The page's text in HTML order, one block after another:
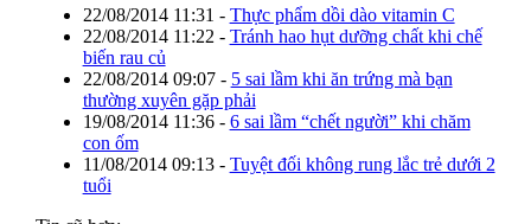
22/08/2014 11:31 - Thực phẩm dồi dào vitamin C
22/08/2014 11:22 - Tránh hao hụt dưỡng chất khi chế
biến rau củ
22/08/2014 09:07- 5 sai lầm khi ăn trứng mà bạn
thường xuyên gặp phải
19/08/2014 11:36- 6 sai lầm “chết người” khi chăm
con ốm
11/08/2014 09:13- Tuyệt đối không rung lắc trẻ dưới 2
tuổi